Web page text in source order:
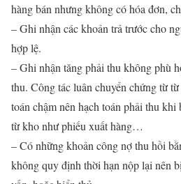
hàng bán nhưng không có hóa đơn,
– Ghi nhận các khoản trả trước cho
hợp lệ.
– Ghi nhận tăng phải thu không phù
thu. Công tác luân chuyển chứng từ
toán chậm nên hạch toán phải thu
từ kho như phiếu xuất hàng…
– Có những khoản công nợ thu hồi
không quy định thời hạn nộp lại nên